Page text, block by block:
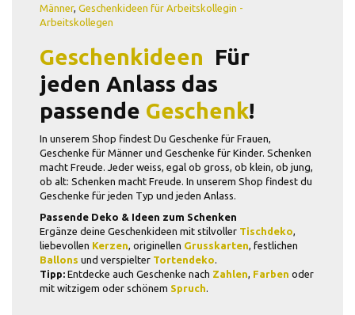
Männer, Geschenkideen für Arbeitskollegin -
Arbeitskollegen
Geschenkideen  Für
jeden Anlass das
passende Geschenk!
In unserem Shop findest Du Geschenke für Frauen,
Geschenke für Männer und Geschenke für Kinder. Schenken
macht Freude. Jeder weiss, egal ob gross, ob klein, ob jung,
ob alt: Schenken macht Freude. In unserem Shop findest du
Geschenke für jeden Typ und jeden Anlass.
Passende Deko & Ideen zum Schenken
Ergänze deine Geschenkideen mit stilvoller Tischdeko,
liebevollen Kerzen, originellen Grusskarten, festlichen
Ballons und verspielter Tortendeko.
Tipp: Entdecke auch Geschenke nach Zahlen, Farben oder
mit witzigem oder schönem Spruch.